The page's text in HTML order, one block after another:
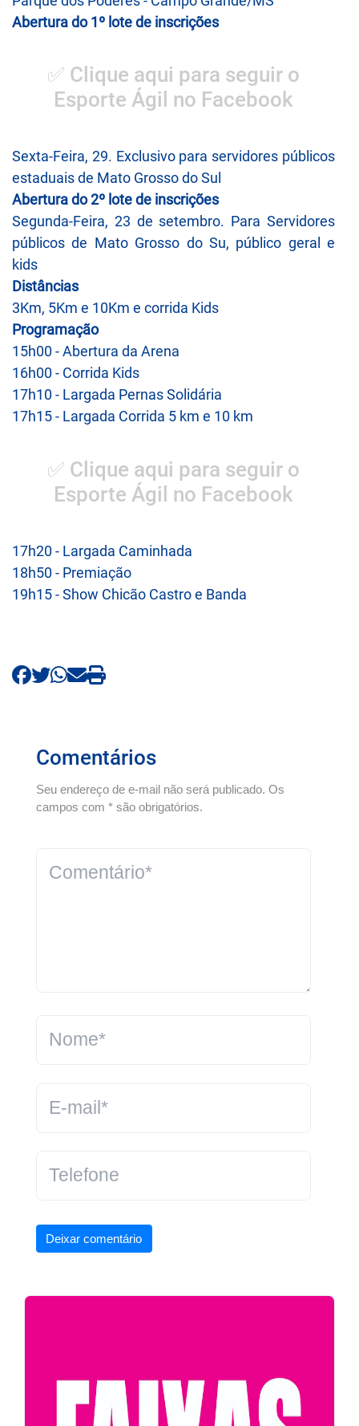
Abertura do 1º lote de inscrições
✅ Clique aqui para seguir o
Esporte Ágil no Facebook
Sexta-Feira, 29. Exclusivo para servidores públicos
estaduais de Mato Grosso do Sul
Abertura do 2º lote de inscrições
Segunda-Feira, 23 de setembro. Para Servidores
públicos de Mato Grosso do Su, público geral e
kids
Distâncias
3Km, 5Km e 10Km e corrida Kids
Programação
15h00 - Abertura da Arena
16h00 - Corrida Kids
17h10 - Largada Pernas Solidária
17h15 - Largada Corrida 5 km e 10 km
✅ Clique aqui para seguir o
Esporte Ágil no Facebook
17h20 - Largada Caminhada
18h50 - Premiação
19h15 - Show Chicão Castro e Banda
Comentários
Seu endereço de e-mail não será publicado. Os
campos com * são obrigatórios.
Deixar comentário